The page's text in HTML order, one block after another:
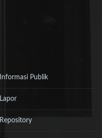
Informasi Publik
Lapor
Repository